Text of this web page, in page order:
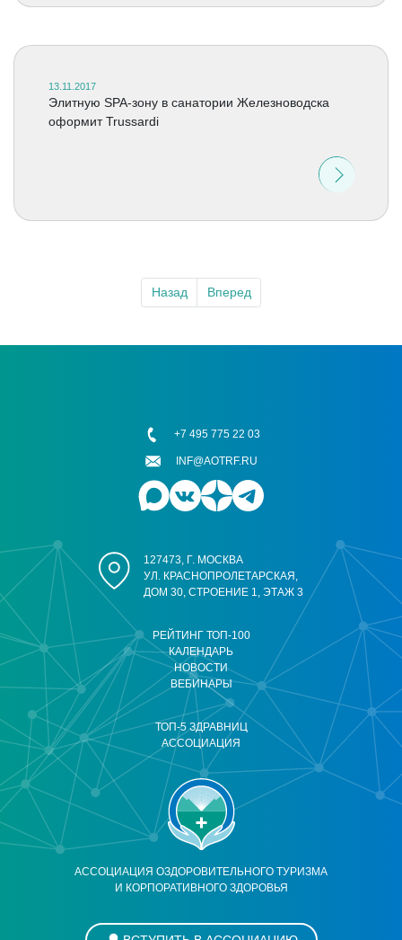
13.11.2017
Элитную SPA-зону в санатории Железноводска
оформит Trussardi
Назад Вперед
АССОЦИАЦИЯ ОЗДОРОВИТЕЛЬНОГО ТУРИЗМА
И КОРПОРАТИВНОГО ЗДОРОВЬЯ
РЕЙТИНГ ТОП-100
КАЛЕНДАРЬ
НОВОСТИ
ВЕБИНАРЫ
ТОП-5 ЗДРАВНИЦ
АССОЦИАЦИЯ
127473, Г. МОСКВА
УЛ. КРАСНОПРОЛЕТАРСКАЯ,
ДОМ 30, СТРОЕНИЕ 1, ЭТАЖ 3
+7 495 775 22 03
INF@AOTRF.RU